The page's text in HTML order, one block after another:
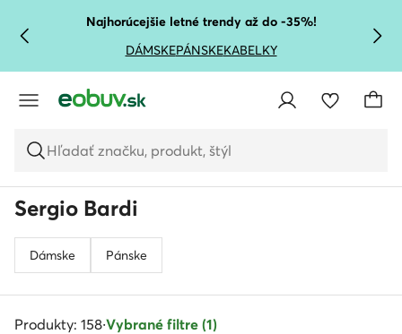
PREJSŤ NA HLAVNÝ OBSAH
PREJSŤ NA VYHĽADÁVANIE
Najhorúcejšie letné trendy až do -35%!
DÁMSKEPÁNSKEKABELKY
Hľadať značku, produkt, štýl
Sergio Bardi
Dámske Pánske
Produkty: 158·Vybrané filtre (1)